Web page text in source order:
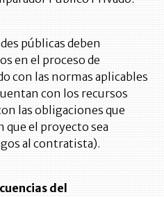
públicas deben
en el proceso de
con las normas aplicables
con los recursos
las obligaciones que
que el proyecto sea
al contratista).
del